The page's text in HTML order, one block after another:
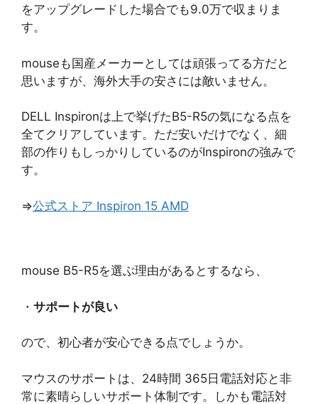
をアップグレードした場合でも9.0万で収まりま
す。
mouseも国産メーカーとしては頑張ってる方だと
思いますが、海外大手の安さには敵いません。
DELL Inspironは上で挙げたB5-R5の気になる点を
全てクリアしています。ただ安いだけでなく、細
部の作りもしっかりしているのがInspironの強みで
す。
⇒公式ストア Inspiron 15 AMD
mouse B5-R5を選ぶ理由があるとするなら、
・ サポートが良い
ので、初心者が安心できる点でしょうか。
マウスのサポートは、24時間 365日電話対応と非
常に素晴らしいサポート体制です。しかも電話対